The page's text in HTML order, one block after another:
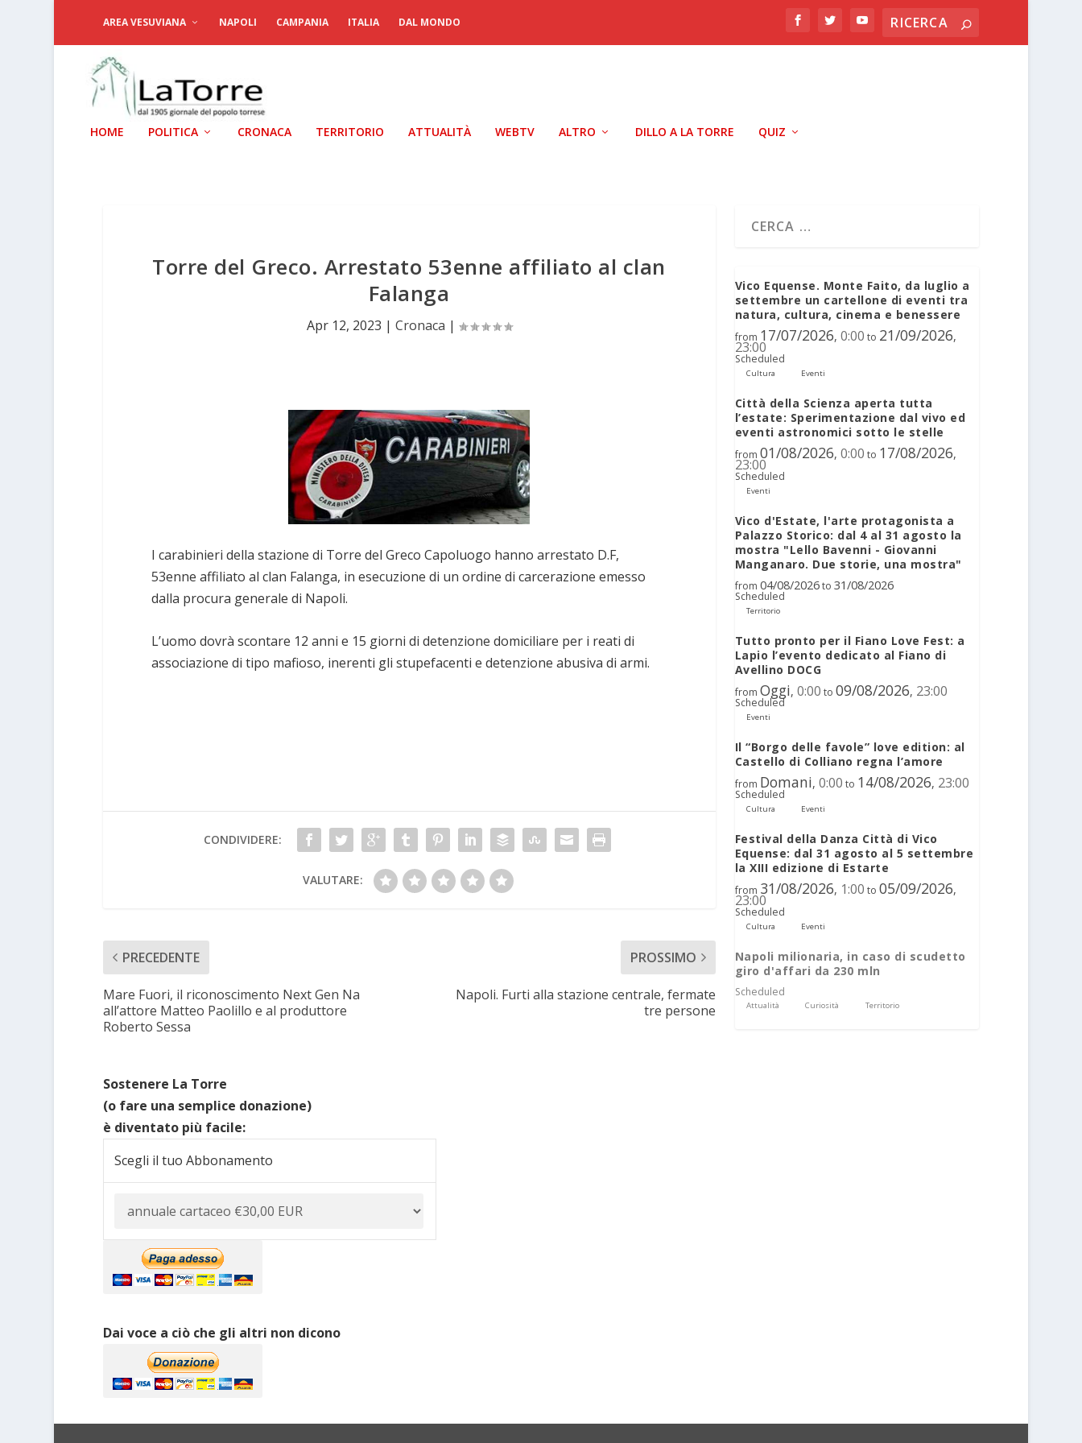
AREA VESUVIANA NAPOLI CAMPANIA ITALIA DAL MONDO
HOME POLITICA CRONACA TERRITORIO ATTUALITÀ WEBTV ALTRO DILLO A LA TORRE QUIZ
Torre del Greco. Arrestato 53enne affiliato al clan
Falanga
Apr 12, 2023 | Cronaca |
I carabinieri della stazione di Torre del Greco Capoluogo hanno arrestato D.F,
53enne affiliato al clan Falanga, in esecuzione di un ordine di carcerazione emesso
dalla procura generale di Napoli.
L’uomo dovrà scontare 12 anni e 15 giorni di detenzione domiciliare per i reati di
associazione di tipo mafioso, inerenti gli stupefacenti e detenzione abusiva di armi.
CONDIVIDERE:
VALUTARE:
PRECEDENTE
Mare Fuori, il riconoscimento Next Gen Na
all’attore Matteo Paolillo e al produttore
Roberto Sessa
PROSSIMO
Napoli. Furti alla stazione centrale, fermate
tre persone
Sostenere La Torre
(o fare una semplice donazione)
è diventato più facile:
Scegli il tuo Abbonamento
Dai voce a ciò che gli altri non dicono
Vico Equense. Monte Faito, da luglio a
settembre un cartellone di eventi tra
natura, cultura, cinema e benessere
from 17/07/2026, 0:00 to 21/09/2026,
23:00
Scheduled
Cultura Eventi
Città della Scienza aperta tutta
l’estate: Sperimentazione dal vivo ed
eventi astronomici sotto le stelle
from 01/08/2026, 0:00 to 17/08/2026,
23:00
Scheduled
Eventi
Vico d'Estate, l'arte protagonista a
Palazzo Storico: dal 4 al 31 agosto la
mostra "Lello Bavenni - Giovanni
Manganaro. Due storie, una mostra"
from 04/08/2026to 31/08/2026
Scheduled
Territorio
Tutto pronto per il Fiano Love Fest: a
Lapio l’evento dedicato al Fiano di
Avellino DOCG
from Oggi, 0:00 to 09/08/2026, 23:00
Scheduled
Eventi
Il “Borgo delle favole” love edition: al
Castello di Colliano regna l’amore
from Domani, 0:00 to 14/08/2026, 23:00
Scheduled
Cultura Eventi
Festival della Danza Città di Vico
Equense: dal 31 agosto al 5 settembre
la XIII edizione di Estarte
from 31/08/2026, 1:00 to 05/09/2026,
23:00
Scheduled
Cultura Eventi
Napoli milionaria, in caso di scudetto
giro d'affari da 230 mln
Scheduled
Attualità Curiosità Territorio